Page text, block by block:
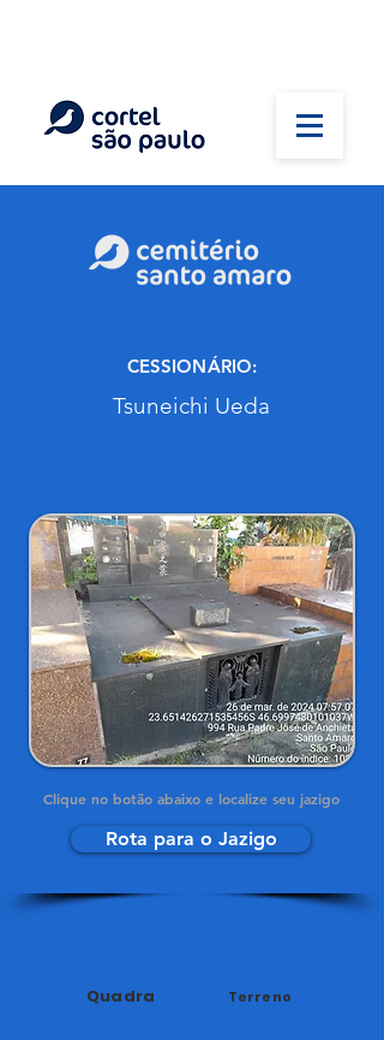
CESSIONÁRIO:
Tsuneichi Ueda
Clique no botão abaixo e localize seu jazigo
Rota para o Jazigo
Quadra Terreno